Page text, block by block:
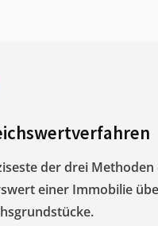
der drei
einer Immobilie